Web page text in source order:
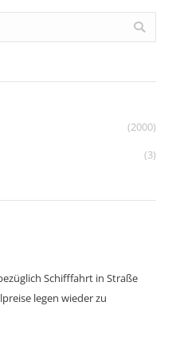
(2000)
(3)
Schifffahrt in Straße
legen wieder zu